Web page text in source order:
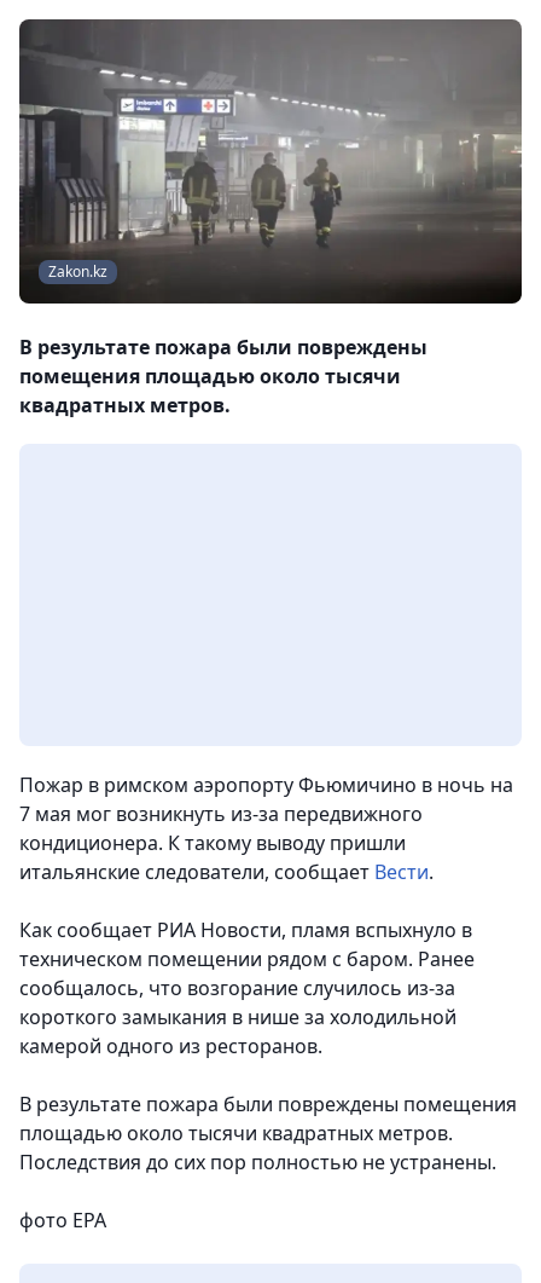
Zakon.kz
В результате пожара были повреждены
помещения площадью около тысячи
квадратных метров.
Пожар в римском аэропорту Фьюмичино в ночь на
7 мая мог возникнуть из-за передвижного
кондиционера. К такому выводу пришли
итальянские следователи, сообщает Вести.
Как сообщает РИА Новости, пламя вспыхнуло в
техническом помещении рядом с баром. Ранее
сообщалось, что возгорание случилось из-за
короткого замыкания в нише за холодильной
камерой одного из ресторанов.
В результате пожара были повреждены помещения
площадью около тысячи квадратных метров.
Последствия до сих пор полностью не устранены.
фото EPA